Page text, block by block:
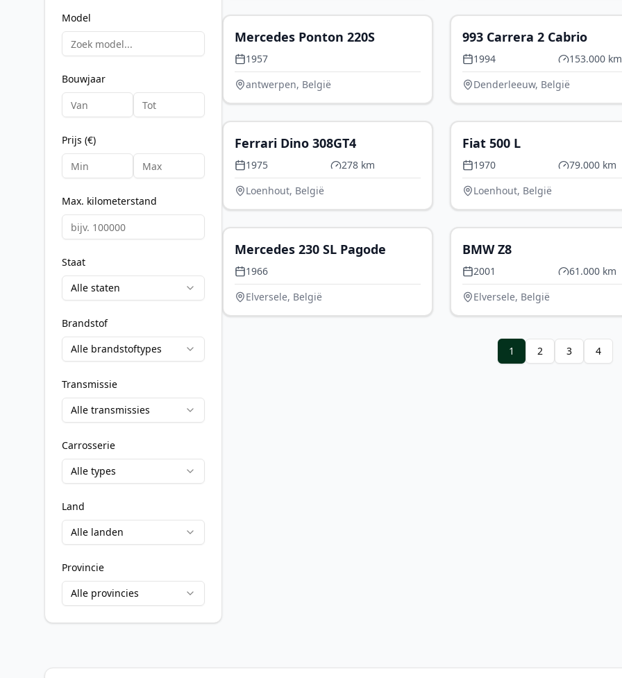
Model
Bouwjaar
Prijs (€)
Max. kilometerstand
Staat
Alle staten
Brandstof
Alle brandstoftypes
Transmissie
Alle transmissies
Carrosserie
Alle types
Land
Alle landen
Provincie
Alle provincies
Mercedes Ponton 220S
1957
antwerpen, België
993 Carrera 2 Cabrio
1994
153.000 km
Denderleeuw, België
Ferrari Dino 308GT4
1975
278 km
Loenhout, België
Fiat 500 L
1970
79.000 km
Loenhout, België
Mercedes 230 SL Pagode
1966
Elversele, België
BMW Z8
2001
61.000 km
Elversele, België
1 2 3 4